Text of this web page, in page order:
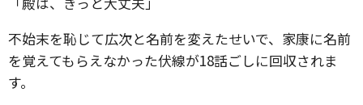
不始末を恥じて広次と名前を変えたせいで、家康に名前
を覚えてもらえなかった伏線が18話ごしに回収されま
す。